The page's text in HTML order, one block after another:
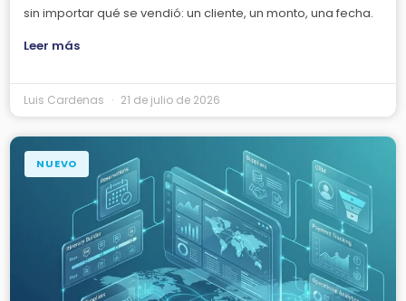
sin importar qué se vendió: un cliente, un monto, una fecha.
Leer más
Luis Cardenas 21 de julio de 2026
NUEVO